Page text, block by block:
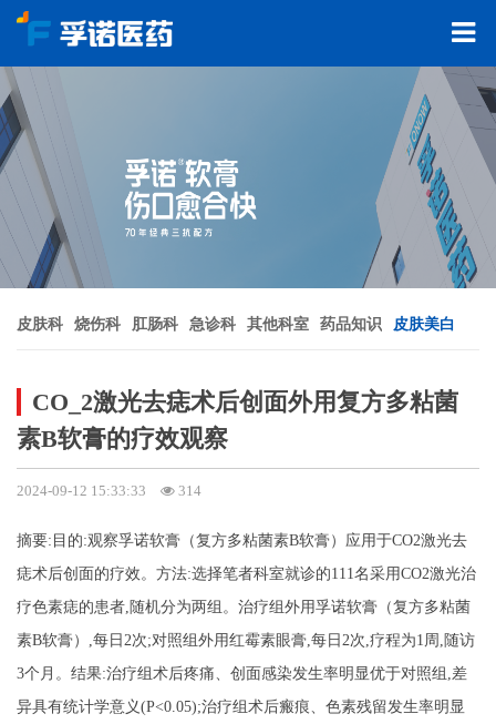
皮肤科 烧伤科 肛肠科 急诊科 其他科室 药品知识 皮肤美白
CO_2激光去痣术后创面外用复方多粘菌
素B软膏的疗效观察
2024-09-12 15:33:33 314
摘要:目的:观察孚诺软膏（复方多粘菌素B软膏） 应用于CO2激光去
痣术后创面的疗效。方法:选择笔者科室就诊的111名采用CO2激光治
疗色素痣的患者,随机分为两组。治疗组外用孚诺软膏（复方多粘菌
素B软膏） ,每日2次;对照组外用红霉素眼膏,每日2次,疗程为1周,随访
3个月。结果:治疗组术后疼痛、创面感染发生率明显优于对照组,差
异具有统计学意义(P<0.05);治疗组术后瘢痕、色素残留发生率明显